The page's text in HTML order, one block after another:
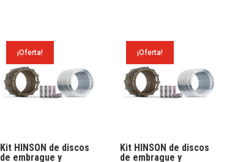
¡Oferta!
Kit HINSON de discos
de embrague y
¡Oferta!
Kit HINSON de discos
de embrague y